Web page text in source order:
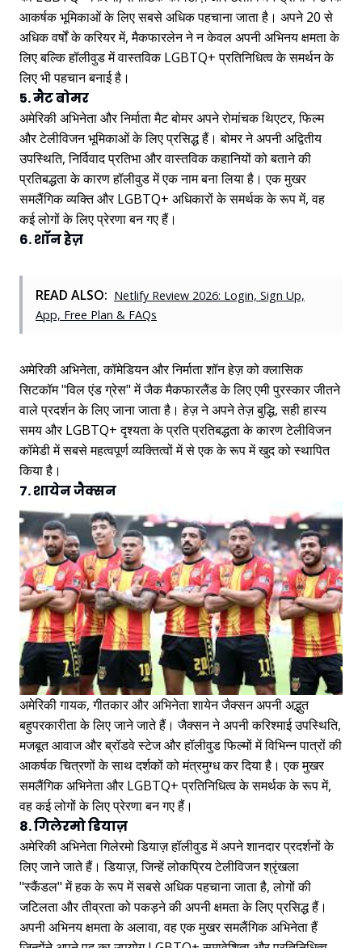
आकर्षक भूमिकाओं के लिए सबसे अधिक पहचाना जाता है। अपने 20 से
अधिक वर्षों के करियर में, मैकफारलेन ने न केवल अपनी अभिनय क्षमता के
लिए बल्कि हॉलीवुड में वास्तविक LGBTQ+ प्रतिनिधित्व के समर्थन के
लिए भी पहचान बनाई है।
5. मैट बोमर
अमेरिकी अभिनेता और निर्माता मैट बोमर अपने रोमांचक थिएटर, फिल्म
और टेलीविजन भूमिकाओं के लिए प्रसिद्ध हैं। बोमर ने अपनी अद्वितीय
उपस्थिति, निर्विवाद प्रतिभा और वास्तविक कहानियों को बताने की
प्रतिबद्धता के कारण हॉलीवुड में एक नाम बना लिया है। एक मुखर
समलैंगिक व्यक्ति और LGBTQ+ अधिकारों के समर्थक के रूप में, वह
कई लोगों के लिए प्रेरणा बन गए हैं।
6. शॉन हेज़
READ ALSO: Netlify Review 2026: Login, Sign Up,
App, Free Plan & FAQs
अमेरिकी अभिनेता, कॉमेडियन और निर्माता शॉन हेज़ को क्लासिक
सिटकॉम "विल एंड ग्रेस" में जैक मैकफारलैंड के लिए एमी पुरस्कार जीतने
वाले प्रदर्शन के लिए जाना जाता है। हेज़ ने अपने तेज़ बुद्धि, सही हास्य
समय और LGBTQ+ दृश्यता के प्रति प्रतिबद्धता के कारण टेलीविजन
कॉमेडी में सबसे महत्वपूर्ण व्यक्तित्वों में से एक के रूप में खुद को स्थापित
किया है।
7. शायेन जैक्सन
अमेरिकी गायक, गीतकार और अभिनेता शायेन जैक्सन अपनी अद्भुत
बहुपरकारीता के लिए जाने जाते हैं। जैक्सन ने अपनी करिश्माई उपस्थिति,
मजबूत आवाज और ब्रॉडवे स्टेज और हॉलीवुड फिल्मों में विभिन्न पात्रों की
आकर्षक चित्रणों के साथ दर्शकों को मंत्रमुग्ध कर दिया है। एक मुखर
समलैंगिक अभिनेता और LGBTQ+ प्रतिनिधित्व के समर्थक के रूप में,
वह कई लोगों के लिए प्रेरणा बन गए हैं।
8. गिलेरमो डियाज़
अमेरिकी अभिनेता गिलेरमो डियाज़ हॉलीवुड में अपने शानदार प्रदर्शनों के
लिए जाने जाते हैं। डियाज़, जिन्हें लोकप्रिय टेलीविजन श्रृंखला
"स्कैंडल" में हक के रूप में सबसे अधिक पहचाना जाता है, लोगों की
जटिलता और तीव्रता को पकड़ने की अपनी क्षमता के लिए प्रसिद्ध हैं।
अपनी अभिनय क्षमता के अलावा, वह एक मुखर समलैंगिक अभिनेता हैं